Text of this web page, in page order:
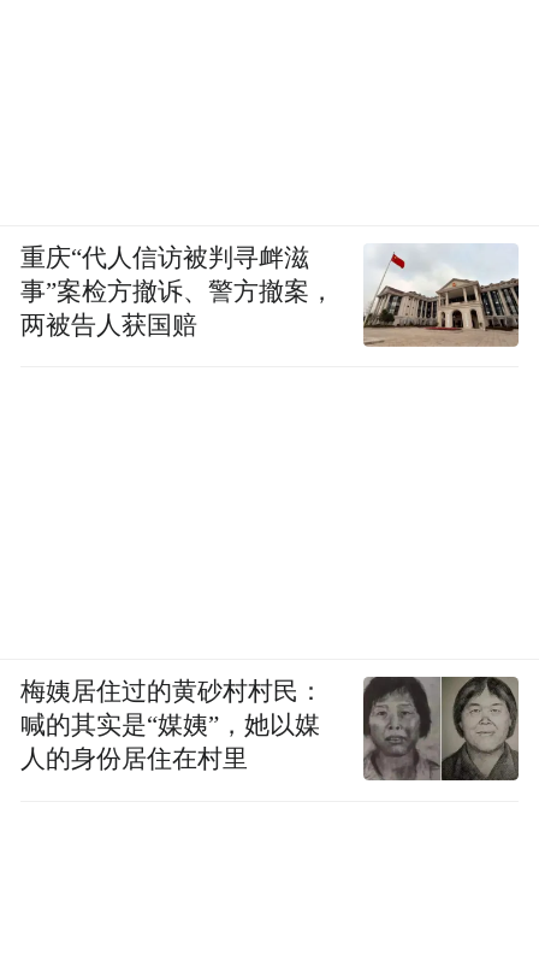
重庆“代人信访被判寻衅滋
事”案检方撤诉、警方撤案，
两被告人获国赔
梅姨居住过的黄砂村村民：
喊的其实是“媒姨”，她以媒
人的身份居住在村里